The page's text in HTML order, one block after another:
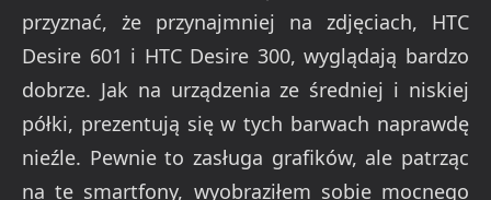
przyznać, że przynajmniej na zdjęciach, HTC
Desire 601 i HTC Desire 300, wyglądają bardzo
dobrze. Jak na urządzenia ze średniej i niskiej
półki, prezentują się w tych barwach naprawdę
nieźle. Pewnie to zasługa grafików, ale patrząc
na te smartfony, wyobraziłem sobie mocnego